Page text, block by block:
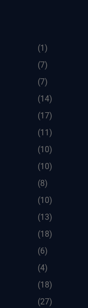
(1)
(7)
(7)
(14)
(17)
(11)
(10)
(10)
(8)
(10)
(13)
(18)
(6)
(4)
(18)
(27)